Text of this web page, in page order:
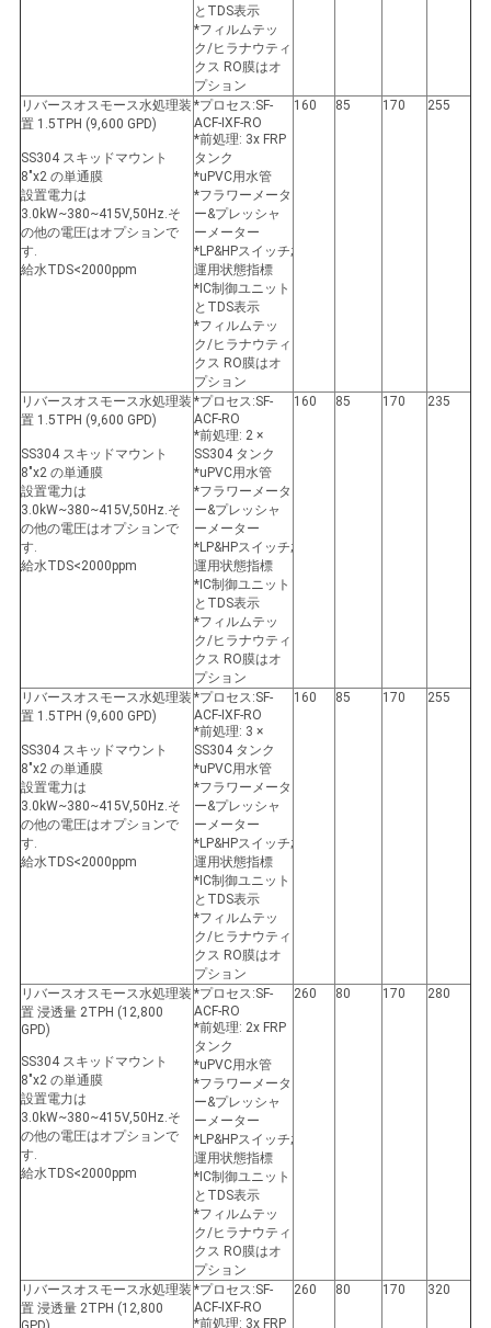
とTDS表示
*フィルムテッ
ク/ヒラナウティ
クス RO膜はオ
プション
リバースオスモース水処理装
置 1.5TPH (9,600 GPD)
SS304 スキッドマウント
8"x2 の単通膜
設置電力は
3.0kW~380~415V,50Hz.そ
の他の電圧はオプションで
す.
給水TDS<2000ppm
*プロセス:SF-
ACF-IXF-RO
*前処理: 3x FRP
タンク
*uPVC用水管
*フラワーメータ
ー&プレッシャ
ーメーター
*LP&HPスイッチ;
運用状態指標
*IC制御ユニット
とTDS表示
*フィルムテッ
ク/ヒラナウティ
クス RO膜はオ
プション
160 85 170 255
リバースオスモース水処理装
置 1.5TPH (9,600 GPD)
SS304 スキッドマウント
8"x2 の単通膜
設置電力は
3.0kW~380~415V,50Hz.そ
の他の電圧はオプションで
す.
給水TDS<2000ppm
*プロセス:SF-
ACF-RO
*前処理: 2 ×
SS304 タンク
*uPVC用水管
*フラワーメータ
ー&プレッシャ
ーメーター
*LP&HPスイッチ;
運用状態指標
*IC制御ユニット
とTDS表示
*フィルムテッ
ク/ヒラナウティ
クス RO膜はオ
プション
160 85 170 235
リバースオスモース水処理装
置 1.5TPH (9,600 GPD)
SS304 スキッドマウント
8"x2 の単通膜
設置電力は
3.0kW~380~415V,50Hz.そ
の他の電圧はオプションで
す.
給水TDS<2000ppm
*プロセス:SF-
ACF-IXF-RO
*前処理: 3 ×
SS304 タンク
*uPVC用水管
*フラワーメータ
ー&プレッシャ
ーメーター
*LP&HPスイッチ;
運用状態指標
*IC制御ユニット
とTDS表示
*フィルムテッ
ク/ヒラナウティ
クス RO膜はオ
プション
160 85 170 255
リバースオスモース水処理装
置 浸透量 2TPH (12,800
GPD)
SS304 スキッドマウント
8"x2 の単通膜
設置電力は
3.0kW~380~415V,50Hz.そ
の他の電圧はオプションで
す.
給水TDS<2000ppm
*プロセス:SF-
ACF-RO
*前処理: 2x FRP
タンク
*uPVC用水管
*フラワーメータ
ー&プレッシャ
ーメーター
*LP&HPスイッチ;
運用状態指標
*IC制御ユニット
とTDS表示
*フィルムテッ
ク/ヒラナウティ
クス RO膜はオ
プション
260 80 170 280
リバースオスモース水処理装
置 浸透量 2TPH (12,800
*プロセス:SF-
ACF-IXF-RO
*前処理: 3x FRP
260 80 170 320